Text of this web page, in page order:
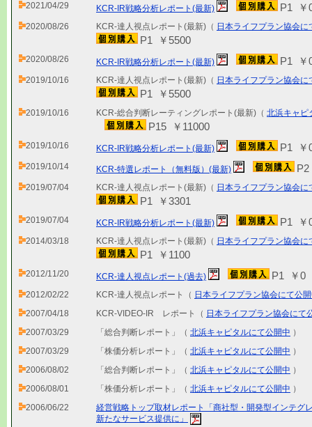
2021/04/29 KCR-IR戦略分析レポート(最新) P1 ￥
2020/08/26 KCR-達人視点レポート(最新)（ 日本ライフプラン協会に
P1 ￥5500
2020/08/26 KCR-IR戦略分析レポート(最新) P1 ￥
2019/10/16 KCR-達人視点レポート(最新)（ 日本ライフプラン協会に
P1 ￥5500
2019/10/16 KCR-総合判断レーティングレポート(最新)（ 北浜キャピ
P15 ￥11000
2019/10/16 KCR-IR戦略分析レポート(最新) P1 ￥
2019/10/14 KCR-特選レポート（無料版）(最新)
2019/07/04 KCR-達人視点レポート(最新)（ 日本ライフプラン協会に
P1 ￥3301
2019/07/04 KCR-IR戦略分析レポート(最新) P1 ￥
2014/03/18 KCR-達人視点レポート(最新)（ 日本ライフプラン協会に
P1 ￥1100
2012/11/20 KCR-達人視点レポート(過去) P1 ￥0
2012/02/22 KCR-達人視点レポート（ 日本ライフプラン協会にて公
2007/04/18
KCR-VIDEO-IR レポート（ 日本ライフプラン協会にて
2007/03/29
「総合判断レポート」（ 北浜キャピタルにて公開中 ）
2007/03/29
「株価分析レポート」（ 北浜キャピタルにて公開中 ）
2006/08/02
「総合判断レポート」（ 北浜キャピタルにて公開中 ）
2006/08/01
「株価分析レポート」（ 北浜キャピタルにて公開中 ）
2006/06/22
経営戦略トップ取材レポート「商社型・開発型インテグ
新たなサービス提供に」